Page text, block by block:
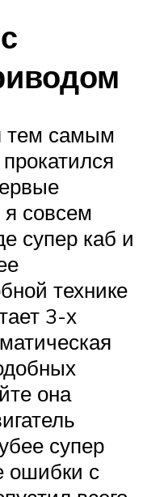
тем самым
я совсем
супер каб и
технике
3-х
она
супер
ошибки с